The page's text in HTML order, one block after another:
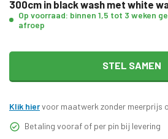
300cm in black wash met white
Op voorraad: binnen 1,5 tot 3 weken
afroep
STEL SAMEN
Klik hiervoor maatwerk zonder meerprijs
Betaling vooraf of per pin bij levering